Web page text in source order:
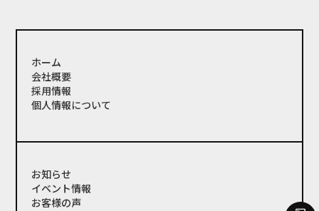
ホーム
会社概要
採用情報
個人情報について
お知らせ
イベント情報
お客様の声